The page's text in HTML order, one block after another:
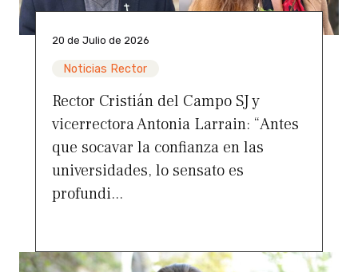
20 de Julio de 2026
Noticias Rector
Rector Cristián del Campo SJ y
vicerrectora Antonia Larrain: “Antes
que socavar la confianza en las
universidades, lo sensato es
profundi...